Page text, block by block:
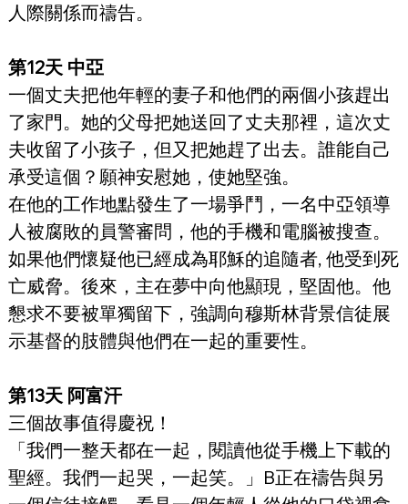
人際關係而禱告。
第12天 中亞
一個丈夫把他年輕的妻子和他們的兩個小孩趕出
了家門。她的父母把她送回了丈夫那裡，這次丈
夫收留了小孩子，但又把她趕了出去。誰能自己
承受這個？願神安慰她，使她堅強。
在他的工作地點發生了一場爭鬥，一名中亞領導
人被腐敗的員警審問，他的手機和電腦被搜查。
如果他們懷疑他已經成為耶穌的追隨者, 他受到死
亡威脅。後來，主在夢中向他顯現，堅固他。他
懇求不要被單獨留下，強調向穆斯林背景信徒展
示基督的肢體與他們在一起的重要性。
第13天 阿富汗
三個故事值得慶祝！
「我們一整天都在一起，閱讀他從手機上下載的
聖經。我們一起哭，一起笑。」B正在禱告與另